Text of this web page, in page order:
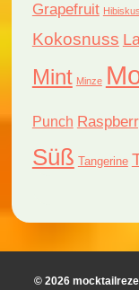
Grapefruit Hibiskus
Kokosnuss
Mint Minze
Punch
Süß Tangerine
© 2026